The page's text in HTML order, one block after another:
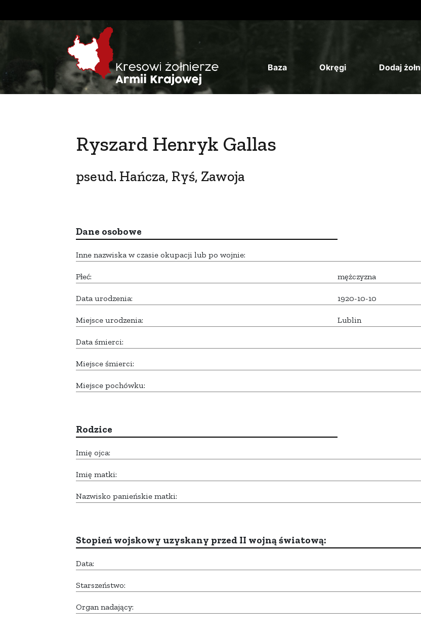
Baza Okręgi Dodaj
Ryszard Henryk Gallas
pseud. Hańcza, Ryś, Zawoja
Dane osobowe
Inne nazwiska w czasie okupacji lub po wojnie:
Płeć: mężczyzna
Data urodzenia: 1920-10-10
Miejsce urodzenia: Lublin
Data śmierci:
Miejsce śmierci:
Miejsce pochówku:
Rodzice
Imię ojca:
Imię matki:
Nazwisko panieńskie matki:
Stopień wojskowy uzyskany przed II wojną światową:
Data:
Starszeństwo:
Organ nadający: